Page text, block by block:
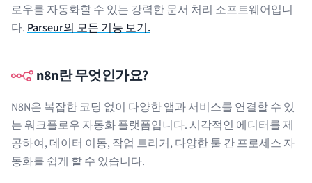
로우를 자동화할 수 있는 강력한 문서 처리 소프트웨어입니
다. Parseur의 모든 기능 보기.
n8n란 무엇인가요?
N8N은 복잡한 코딩 없이 다양한 앱과 서비스를 연결할 수 있
는 워크플로우 자동화 플랫폼입니다. 시각적인 에디터를 제
공하여, 데이터 이동, 작업 트리거, 다양한 툴 간 프로세스 자
동화를 쉽게 할 수 있습니다.